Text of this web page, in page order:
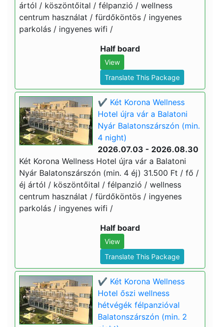
ártól / köszöntőital / félpanzió / wellness
centrum használat / fürdőköntös / ingyenes
parkolás / ingyenes wifi /
Half board
View
Translate This Package
✔️ Két Korona Wellness
Hotel újra vár a Balatoni
Nyár Balatonszárszón (min.
4 night)
2026.07.03 - 2026.08.30
Két Korona Wellness Hotel újra vár a Balatoni
Nyár Balatonszárszón (min. 4 éj) 31.500 Ft / fő /
éj ártól / köszöntőital / félpanzió / wellness
centrum használat / fürdőköntös / ingyenes
parkolás / ingyenes wifi /
Half board
View
Translate This Package
✔️ Két Korona Wellness
Hotel őszi wellness
hétvégék félpanzióval
Balatonszárszón (min. 2